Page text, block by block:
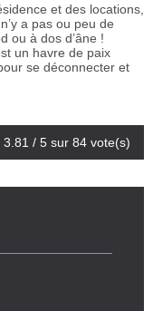
et des locations,
a pas ou peu de
ou à dos d’âne !
un havre de paix
se déconnecter et
3.81 / 5 sur 84 vote(s)